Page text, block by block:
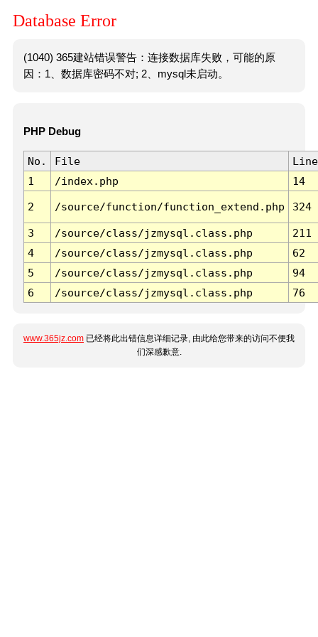
Database Error
(1040) 365建站错误警告：连接数据库失败，可能的原
因：1、数据库密码不对; 2、mysql未启动。
PHP Debug
No. File
Line
1
/index.php 14
2 /source/function/function_extend.php 324
3 /source/class/jzmysql.class.php
211
4
/source/class/jzmysql.class.php
62
5
/source/class/jzmysql.class.php
94
6
/source/class/jzmysql.class.php 76
www.365jz.com 已经将此出错信息详细记录, 由此给您带来的访问不便我
们深感歉意.